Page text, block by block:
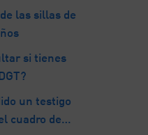
las sillas de
si tienes
un testigo
cuadro de…